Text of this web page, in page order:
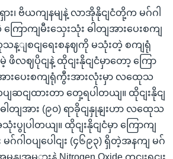
ေား၊ ဗိယကျနမျနဲ့ လာအိုနိုငျငံတို့က မဂ်ဂါ
ြောကျမီးသှေးသုံး ဓါတျအားပေးစကျ
ျစငျရေးစနဈကို မသုံးတဲ့ စကျရုံ
ဖိလဈပိုငျနဲ့ ထိုငျးနိုငျငံမှာတော့ ကြော
ားပေးစကျရုံကွီးအားလုံးမှာ လထေုသ
ျဆငျထားတာ တှေ့ရပါတယျ။ ထိုငျးနိုငျ
ါတျအား (၉၀) ရာခိုငျနှုနျးဟာ လထေုသ
ပွုပါတယျ။ ထိုငျးနိုငျငံမှာ ကြောကျ
ဂ်ဂါဝပျပေါငျး (၄၆၉၃) ရှိတဲ့အနကျ မဂ်
နျအမှှားနဲ့ Nitrogen Oxide ကငျးရှငျး